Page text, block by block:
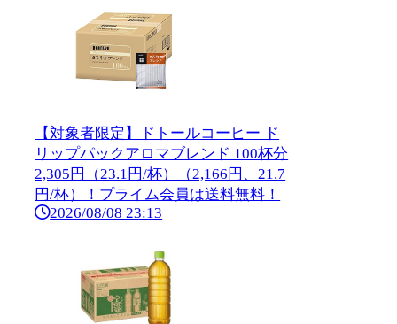
【対象者限定】ドトールコーヒー ド
リップパックアロマブレンド 100杯分
2,305円（23.1円/杯）（2,166円、21.7
円/杯）！プライム会員は送料無料！
2026/08/08 23:13